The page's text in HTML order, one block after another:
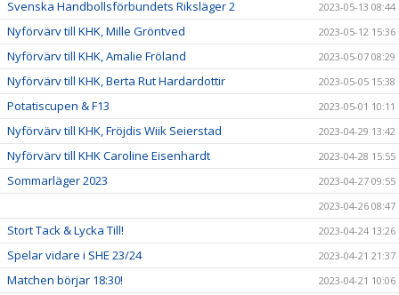
Svenska Handbollsförbundets Riksläger 2 2023-05-13 08:44
Nyförvärv till KHK, Mille Gröntved 2023-05-12 15:36
Nyförvärv till KHK, Amalie Fröland 2023-05-07 08:29
Nyförvärv till KHK, Berta Rut Hardardottir 2023-05-05 15:38
Potatiscupen & F13 2023-05-01 10:11
Nyförvärv till KHK, Fröjdis Wiik Seierstad 2023-04-29 13:42
Nyförvärv till KHK Caroline Eisenhardt 2023-04-28 15:55
Sommarläger 2023
2023-04-27 09:55
2023-04-26 08:47
Stort Tack & Lycka Till! 2023-04-24 13:26
Spelar vidare i SHE 23/24 2023-04-21 21:37
Matchen börjar 18:30! 2023-04-21 10:06